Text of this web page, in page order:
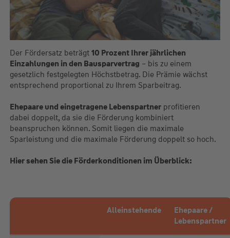
Der Fördersatz beträgt 10 Prozent Ihrer jährlichen
Einzahlungen in den Bausparvertrag – bis zu einem
gesetzlich festgelegten Höchstbetrag. Die Prämie wächst
entsprechend proportional zu Ihrem Sparbeitrag.
Ehepaare und eingetragene Lebenspartnerprofitieren
dabei doppelt, da sie die Förderung kombiniert
beanspruchen können. Somit liegen die maximale
Sparleistung und die maximale Förderung doppelt so hoch.
Hier sehen Sie die Förderkonditionen im Überblick:
Alleinstehende
Ehepaare /
Lebenspartner